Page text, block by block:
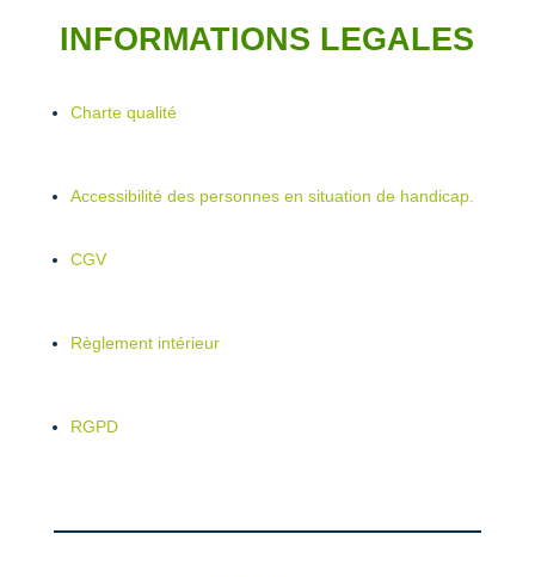
INFORMATIONS LEGALES
Charte qualité
Accessibilité des personnes en situation de handicap.
CGV
Règlement intérieur
RGPD